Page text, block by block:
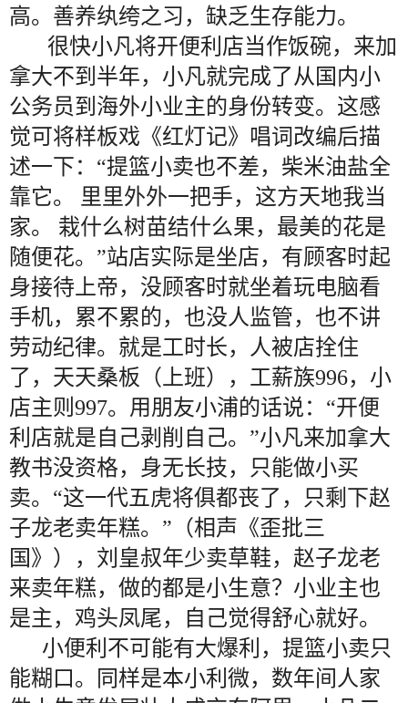
高。善养纨绔之习，缺乏生存能力。
很快小凡将开便利店当作饭碗，来加
拿大不到半年，小凡就完成了从国内小
公务员到海外小业主的身份转变。这感
觉可将样板戏《红灯记》唱词改编后描
述一下：“提篮小卖也不差，柴米油盐全
靠它。 里里外外一把手，这方天地我当
家。 栽什么树苗结什么果，最美的花是
随便花。”站店实际是坐店，有顾客时起
身接待上帝，没顾客时就坐着玩电脑看
手机，累不累的，也没人监管，也不讲
劳动纪律。就是工时长，人被店拴住
了，天天桑板（上班），工薪族996，小
店主则997。用朋友小浦的话说：“开便
利店就是自己剥削自己。”小凡来加拿大
教书没资格，身无长技，只能做小买
卖。“这一代五虎将俱都丧了，只剩下赵
子龙老卖年糕。”（相声《歪批三
国》），刘皇叔年少卖草鞋，赵子龙老
来卖年糕，做的都是小生意？小业主也
是主，鸡头凤尾，自己觉得舒心就好。
小便利不可能有大爆利，提篮小卖只
能糊口。同样是本小利微，数年间人家